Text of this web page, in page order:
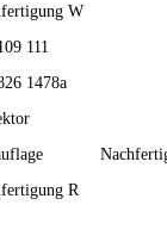
W
111
1478a
R